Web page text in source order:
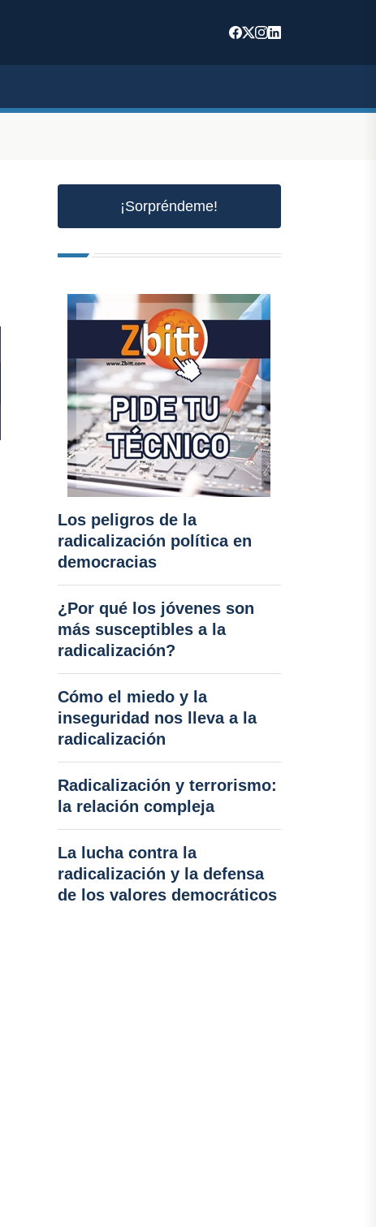
¡Sorpréndeme!
Los peligros de la
radicalización política en
democracias
¿Por qué los jóvenes son
más susceptibles a la
radicalización?
Cómo el miedo y la
inseguridad nos lleva a la
radicalización
Radicalización y terrorismo:
la relación compleja
La lucha contra la
radicalización y la defensa
de los valores democráticos